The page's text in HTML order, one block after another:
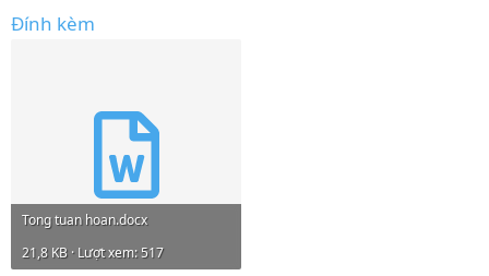
Đính kèm
Tong tuan hoan.docx
21,8 KB · Lượt xem: 517